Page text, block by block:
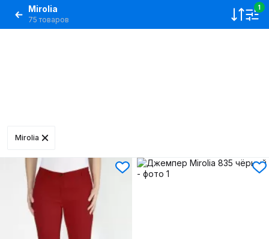
Mirolia
75 товаров
1
Mirolia